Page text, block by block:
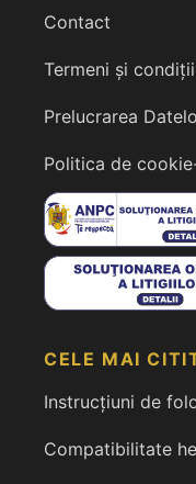
Contact
Termeni și condiții
Prelucrarea
Politica de
CELE MAI
Instrucțiuni de
Compatibilitate